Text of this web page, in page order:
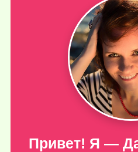
Привет! Я —